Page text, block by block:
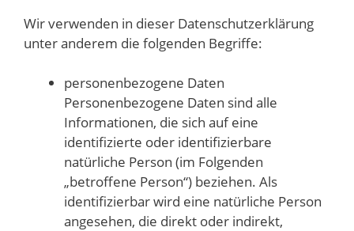
Wir verwenden in dieser Datenschutzerklärung
unter anderem die folgenden Begriffe:
personenbezogene Daten
Personenbezogene Daten sind alle
Informationen, die sich auf eine
identifizierte oder identifizierbare
natürliche Person (im Folgenden
„betroffene Person“) beziehen. Als
identifizierbar wird eine natürliche Person
angesehen, die direkt oder indirekt,